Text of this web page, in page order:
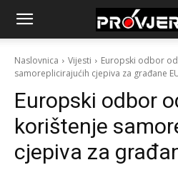
Naslovnica Vijesti
Europski odbor
samoreplicirajućih cjepiva za građane
Europski odbor
korištenje
cjepiva za